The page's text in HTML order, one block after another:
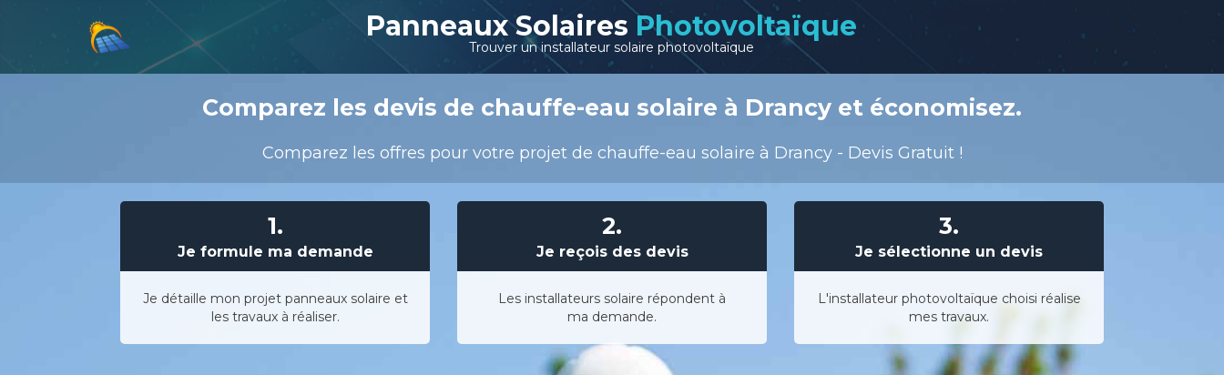
Panneaux Solaires Photovoltaïque
Trouver un installateur solaire photovoltaïque
Comparez les devis de chauffe-eau solaire à Drancy et économisez.
Comparez les offres pour votre projet de chauffe-eau solaire à Drancy - Devis Gratuit !
1.
Je formule ma demande
Je détaille mon projet panneaux solaire et
les travaux à réaliser.
2.
Je reçois des devis
Les installateurs solaire répondent à
ma demande.
3.
Je sélectionne un devis
L'installateur photovoltaïque choisi réalise
mes travaux.